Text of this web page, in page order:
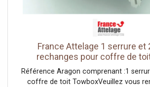
France Attelage 1 serrure et
rechanges pour coffre de
Référence Aragon comprenant :1
coffre de toit TowboxVeuillez vous